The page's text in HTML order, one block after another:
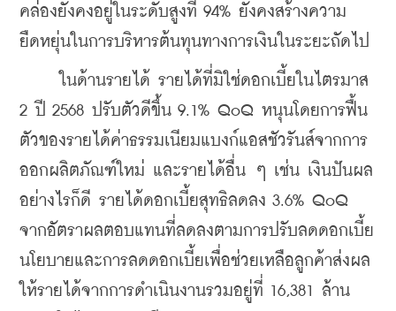
คล่องยังคงอยู่ในระดับสูงที่ 94% ยังคงสร้างความ
ยืดหยุ่นในการบริหารต้นทุนทางการเงินในระยะถัดไป
ในด้านรายได้ รายได้ที่มิใช่ดอกเบี้ยในไตรมาส
2 ปี 2568 ปรับตัวดีขึ้น 9.1% QoQ หนุนโดยการฟื้น
ตัวของรายได้ค่าธรรมเนียมแบงก์แอสชัวรันส์จากการ
ออกผลิตภัณฑ์ใหม่ และรายได้อื่น ๆ เช่น เงินปันผล
อย่างไรก็ดี รายได้ดอกเบี้ยสุทธิลดลง 3.6% QoQ
จากอัตราผลตอบแทนที่ลดลงตามการปรับลดดอกเบี้ย
นโยบายและการลดดอกเบี้ยเพื่อช่วยเหลือลูกค้าส่งผล
ให้รายได้จากการดำเนินงานรวมอยู่ที่ 16,381 ล้าน